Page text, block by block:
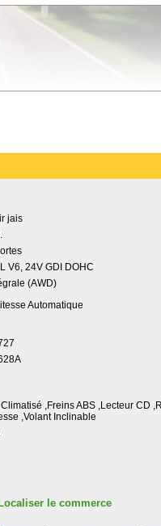
jais
V6, 24V GDI DOHC
(AWD)
Automatique
,Freins ABS ,Lecteur CD
,Volant Inclinable
Localiser le commerce